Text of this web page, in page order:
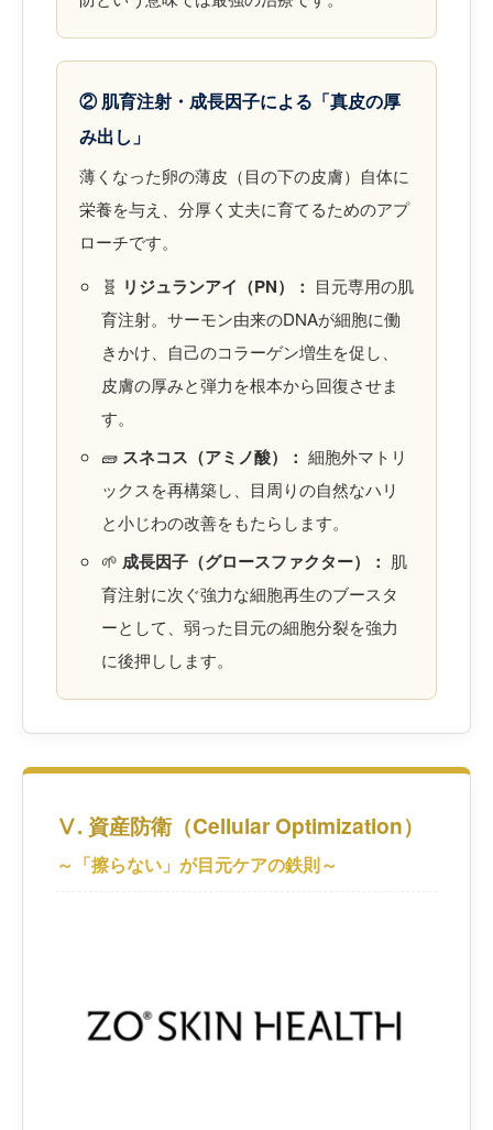
② 肌育注射・成長因子による「真皮の厚
み出し」
薄くなった卵の薄皮（目の下の皮膚）自体に
栄養を与え、分厚く丈夫に育てるためのアプ
ローチです。
🧬 リジュランアイ（PN）： 目元専用の肌
育注射。サーモン由来のDNAが細胞に働
きかけ、自己のコラーゲン増生を促し、
皮膚の厚みと弾力を根本から回復させま
す。
🧱 スネコス（アミノ酸）： 細胞外マトリ
ックスを再構築し、目周りの自然なハリ
と小じわの改善をもたらします。
🌱 成長因子（グロースファクター）： 肌
育注射に次ぐ強力な細胞再生のブースタ
ーとして、弱った目元の細胞分裂を強力
に後押しします。
Ⅴ. 資産防衛（Cellular Optimization）
～「擦らない」が目元ケアの鉄則～